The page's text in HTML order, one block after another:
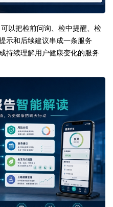
可以把检前问询、检中提醒、检
示和后续建议串成一条服务
持续理解用户健康变化的服务